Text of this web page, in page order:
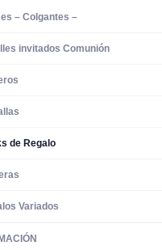
– Colgantes –
invitados Comunión
de Regalo
Variados